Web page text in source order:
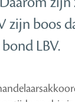
zijn boos
LBV.